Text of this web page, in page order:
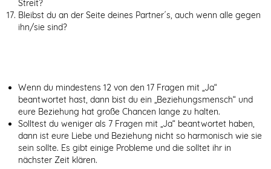
Streit?
Bleibst du an der Seite deines Partner´s, auch wenn alle gegen
ihn/sie sind?
Wenn du mindestens 12 von den 17 Fragen mit „Ja“
beantwortet hast, dann bist du ein „Beziehungsmensch“ und
eure Beziehung hat große Chancen lange zu halten.
Solltest du weniger als 7 Fragen mit „Ja“ beantwortet haben,
dann ist eure Liebe und Beziehung nicht so harmonisch wie sie
sein sollte. Es gibt einige Probleme und die solltet ihr in
nächster Zeit klären.